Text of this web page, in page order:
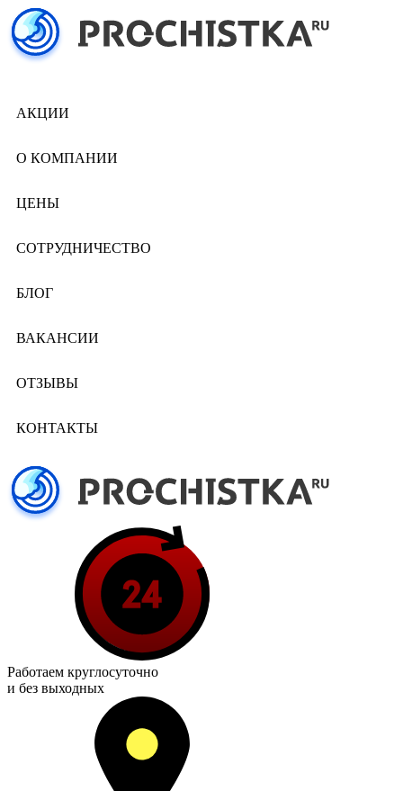
АКЦИИ
О КОМПАНИИ
ЦЕНЫ
СОТРУДНИЧЕСТВО
БЛОГ
ВАКАНСИИ
ОТЗЫВЫ
КОНТАКТЫ
Работаем круглосуточно
и без выходных